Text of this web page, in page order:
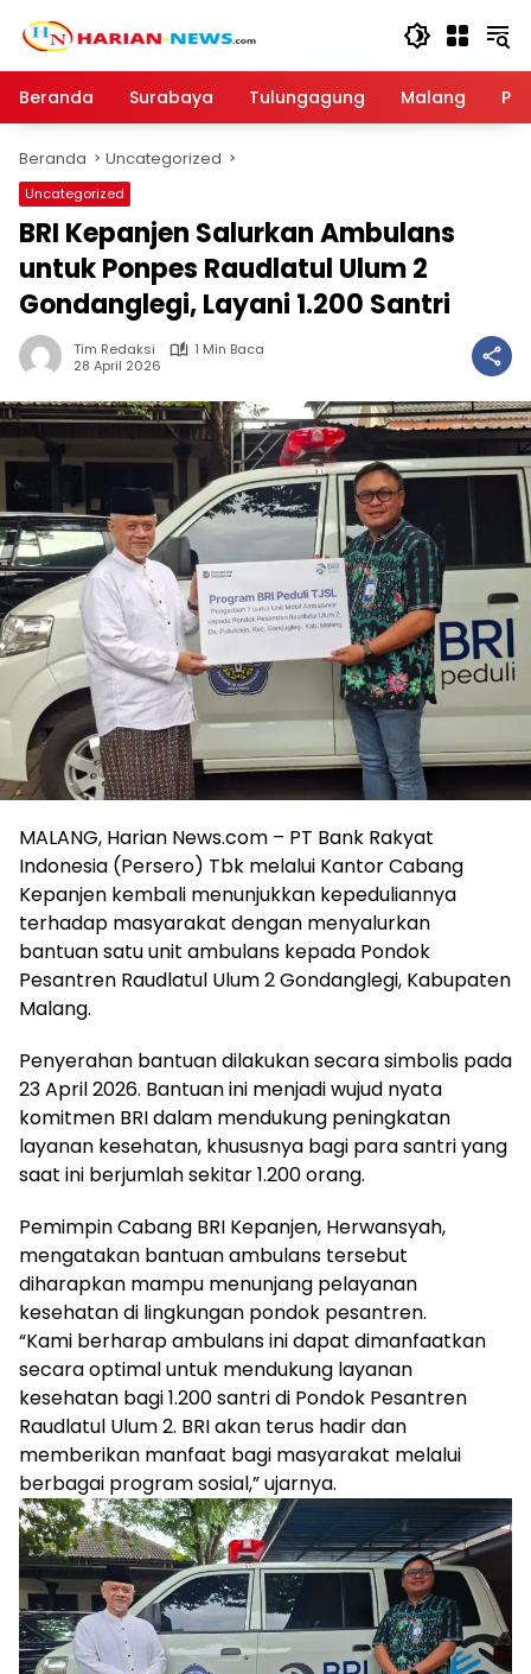
Beranda
Surabaya Tulungagung Malang
Beranda Uncategorized
Uncategorized
BRI Kepanjen Salurkan Ambulans
untuk Ponpes Raudlatul Ulum 2
Gondanglegi, Layani 1.200 Santri
Tim Redaksi
1 Min Baca
28 April 2026
MALANG, Harian News.com – PT Bank Rakyat
Indonesia (Persero) Tbk melalui Kantor Cabang
Kepanjen kembali menunjukkan kepeduliannya
terhadap masyarakat dengan menyalurkan
bantuan satu unit ambulans kepada Pondok
Pesantren Raudlatul Ulum 2 Gondanglegi, Kabupaten
Malang.
Penyerahan bantuan dilakukan secara simbolis pada
23 April 2026. Bantuan ini menjadi wujud nyata
komitmen BRI dalam mendukung peningkatan
layanan kesehatan, khususnya bagi para santri yang
saat ini berjumlah sekitar 1.200 orang.
Pemimpin Cabang BRI Kepanjen, Herwansyah,
mengatakan bantuan ambulans tersebut
diharapkan mampu menunjang pelayanan
kesehatan di lingkungan pondok pesantren.
“Kami berharap ambulans ini dapat dimanfaatkan
secara optimal untuk mendukung layanan
kesehatan bagi 1.200 santri di Pondok Pesantren
Raudlatul Ulum 2. BRI akan terus hadir dan
memberikan manfaat bagi masyarakat melalui
berbagai program sosial,” ujarnya.